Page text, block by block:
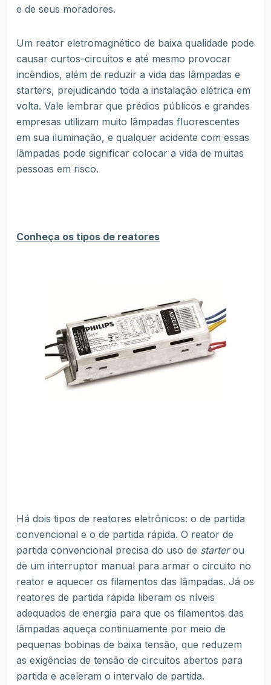
e de seus moradores.
Um reator eletromagnético de baixa qualidade pode
causar curtos-circuitos e até mesmo provocar
incêndios, além de reduzir a vida das lâmpadas e
starters, prejudicando toda a instalação elétrica em
volta. Vale lembrar que prédios públicos e grandes
empresas utilizam muito lâmpadas fluorescentes
em sua iluminação, e qualquer acidente com essas
lâmpadas pode significar colocar a vida de muitas
pessoas em risco.
Conheça os tipos de reatores
Há dois tipos de reatores eletrônicos: o de partida
convencional e o de partida rápida. O reator de
partida convencional precisa do uso de starterou
de um interruptor manual para armar o circuito no
reator e aquecer os filamentos das lâmpadas. Já os
reatores de partida rápida liberam os níveis
adequados de energia para que os filamentos das
lâmpadas aqueça continuamente por meio de
pequenas bobinas de baixa tensão, que reduzem
as exigências de tensão de circuitos abertos para
partida e aceleram o intervalo de partida.